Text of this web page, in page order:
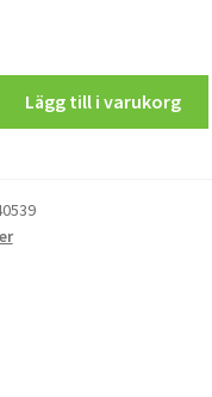
Lägg till i varukorg